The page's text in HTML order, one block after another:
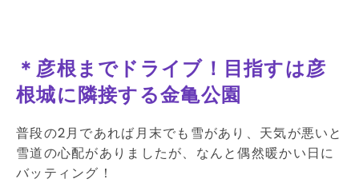
＊彦根までドライブ！目指すは彦
根城に隣接する金亀公園
普段の2月であれば月末でも雪があり、天気が悪いと
雪道の心配がありましたが、なんと偶然暖かい日に
バッティング！